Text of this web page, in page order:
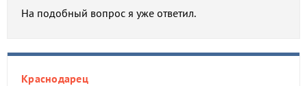
На подобный вопрос я уже ответил.
Краснодарец